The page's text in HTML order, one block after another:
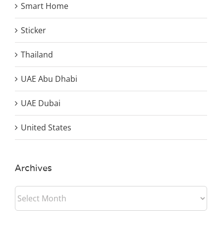
Smart Home
Sticker
Thailand
UAE Abu Dhabi
UAE Dubai
United States
Archives
Archives